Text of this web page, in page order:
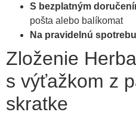
S bezplatným
pošta alebo balíkomat
Na pravidelnú spotrebu
Zloženie
s výťažkom z
skratke